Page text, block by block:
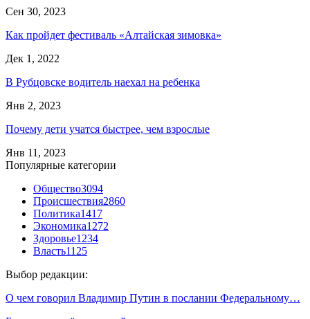
Сен 30, 2023
Как пройдет фестиваль «Алтайская зимовка»
Дек 1, 2022
В Рубцовске водитель наехал на ребенка
Янв 2, 2023
Почему дети учатся быстрее, чем взрослые
Янв 11, 2023
Популярные категории
Общество3094
Происшествия2860
Политика1417
Экономика1272
Здоровье1234
Власть1125
Выбор редакции:
О чем говорил Владимир Путин в послании Федеральному…